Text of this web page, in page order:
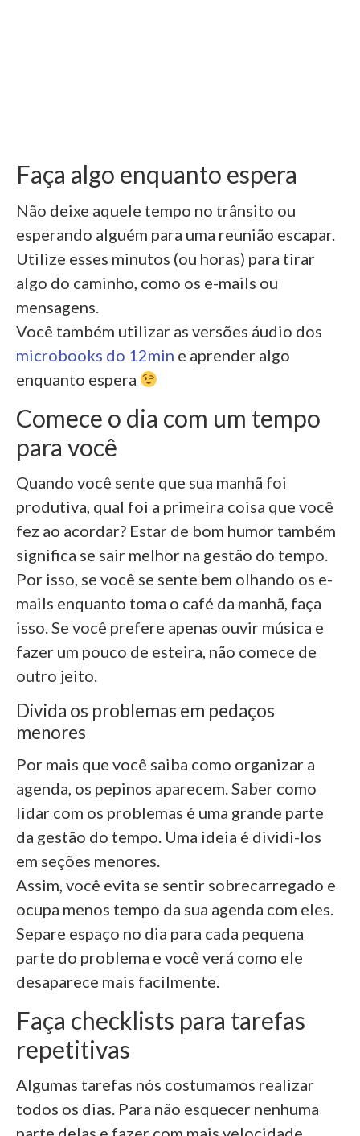
Faça algo enquanto espera
Não deixe aquele tempo no trânsito ou
esperando alguém para uma reunião escapar.
Utilize esses minutos (ou horas) para tirar
algo do caminho, como os e-mails ou
mensagens.
Você também utilizar as versões áudio dos
microbooks do 12min e aprender algo
enquanto espera
Comece o dia com um tempo
para você
Quando você sente que sua manhã foi
produtiva, qual foi a primeira coisa que você
fez ao acordar? Estar de bom humor também
significa se sair melhor na gestão do tempo.
Por isso, se você se sente bem olhando os e-
mails enquanto toma o café da manhã, faça
isso. Se você prefere apenas ouvir música e
fazer um pouco de esteira, não comece de
outro jeito.
Divida os problemas em pedaços
menores
Por mais que você saiba como organizar a
agenda, os pepinos aparecem. Saber como
lidar com os problemas é uma grande parte
da gestão do tempo. Uma ideia é dividi-los
em seções menores.
Assim, você evita se sentir sobrecarregado e
ocupa menos tempo da sua agenda com eles.
Separe espaço no dia para cada pequena
parte do problema e você verá como ele
desaparece mais facilmente.
Faça checklists para tarefas
repetitivas
Algumas tarefas nós costumamos realizar
todos os dias. Para não esquecer nenhuma